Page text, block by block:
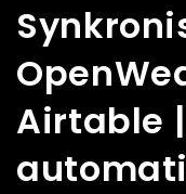
Airtable